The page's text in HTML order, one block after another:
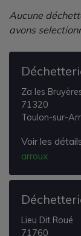
Aucune
avons
Za les
71320
Toulon-sur-
Voir les
arroux
Lieu Dit Roué
71760